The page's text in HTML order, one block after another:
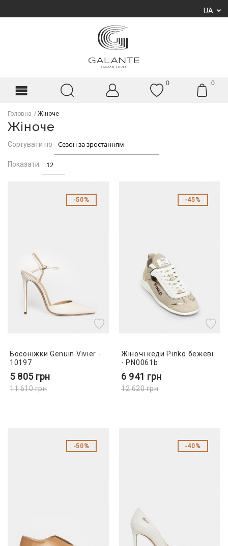
UA
0 0
Головна Жіноче
Жіноче
Сортувати по
Показати:
50%
Босоніжки Genuin Vivier -
10197
5 805 грн
11 610грн
45%
Жіночі кеди Pinko бежеві
- PN0061b
6 941 грн
12 620грн
50% 40%